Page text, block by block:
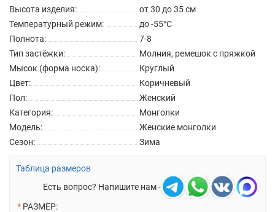
Высота изделия:
от 30 до 35 см
Температурный режим:
до -55°C
Полнота:
7-8
Тип застёжки:
Молния, ремешок с пряжкой
Мысок (форма носка):
Круглый
Цвет:
Коричневый
Пол:
Женский
Категория:
Монголки
Модель:
Женские монголки
Сезон:
Зима
Таблица размеров
Есть вопрос? Напишите нам -
РАЗМЕР: